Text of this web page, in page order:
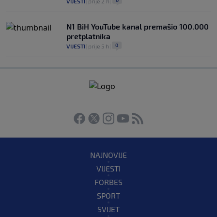
N1 BiH YouTube kanal premašio 100.000
pretplatnika
VIJESTI prije 5 h 0
NAJNOVIJE
VIJESTI
FORBES
SPORT
SVIJET